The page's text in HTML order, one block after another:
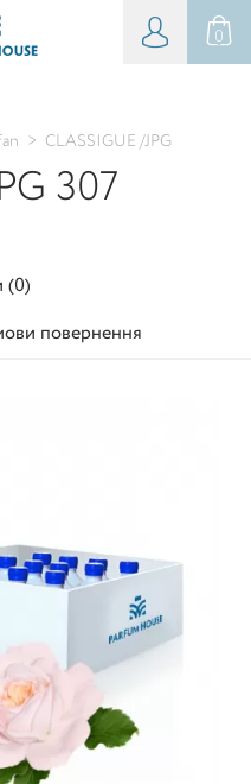
0
> CLASSIGUE /JPG
307
(0)
повернення